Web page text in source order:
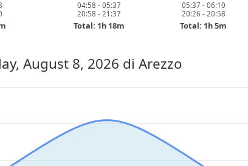
04:58 - 05:37
20:58 - 21:37
Total: 1h 18m
05:37 - 06:10
20:26 - 20:58
Total: 1h 5m
August 8, 2026 di Arezzo